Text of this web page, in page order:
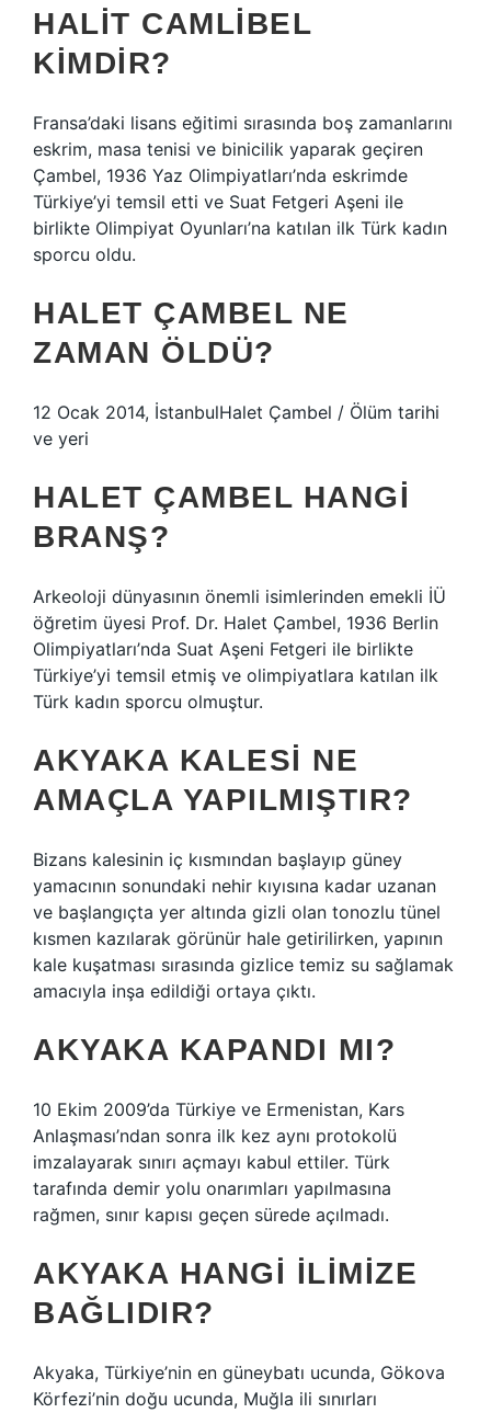
HALIT CAMLIBEL
KIMDIR?
Fransa’daki lisans eğitimi sırasında boş zamanlarını
eskrim, masa tenisi ve binicilik yaparak geçiren
Çambel, 1936 Yaz Olimpiyatları’nda eskrimde
Türkiye’yi temsil etti ve Suat Fetgeri Aşeni ile
birlikte Olimpiyat Oyunları’na katılan ilk Türk kadın
sporcu oldu.
HALET ÇAMBEL NE
ZAMAN ÖLDÜ?
12 Ocak 2014, İstanbulHalet Çambel / Ölüm tarihi
ve yeri
HALET ÇAMBEL HANGI
BRANŞ?
Arkeoloji dünyasının önemli isimlerinden emekli İÜ
öğretim üyesi Prof. Dr. Halet Çambel, 1936 Berlin
Olimpiyatları’nda Suat Aşeni Fetgeri ile birlikte
Türkiye’yi temsil etmiş ve olimpiyatlara katılan ilk
Türk kadın sporcu olmuştur.
AKYAKA KALESI NE
AMAÇLA YAPILMIŞTIR?
Bizans kalesinin iç kısmından başlayıp güney
yamacının sonundaki nehir kıyısına kadar uzanan
ve başlangıçta yer altında gizli olan tonozlu tünel
kısmen kazılarak görünür hale getirilirken, yapının
kale kuşatması sırasında gizlice temiz su sağlamak
amacıyla inşa edildiği ortaya çıktı.
AKYAKA KAPANDI MI?
10 Ekim 2009’da Türkiye ve Ermenistan, Kars
Anlaşması’ndan sonra ilk kez aynı protokolü
imzalayarak sınırı açmayı kabul ettiler. Türk
tarafında demir yolu onarımları yapılmasına
rağmen, sınır kapısı geçen sürede açılmadı.
AKYAKA HANGI ILIMIZE
BAĞLIDIR?
Akyaka, Türkiye’nin en güneybatı ucunda, Gökova
Körfezi’nin doğu ucunda, Muğla ili sınırları